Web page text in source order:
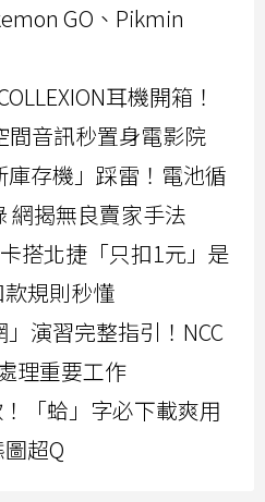
GO、Pikmin
耳機開箱！
間音訊秒置身電影院
存機」踩雷！電池循
網揭無良賣家手法
搭北捷「只扣1元」是
規則秒懂
演習完整指引！NCC
理重要工作
「蛤」字必下載爽用
超Q